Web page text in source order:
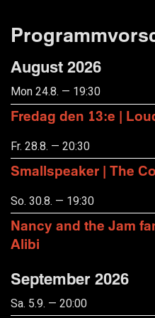
August 2026
Mon 24.8. — 19:30
Fredag den 13:e |
Fr. 28.8. — 20:30
Smallspeaker | The
So. 30.8. — 19:30
Nancy and the Jam
Alibi
September 2026
Sa. 5.9. — 20:00